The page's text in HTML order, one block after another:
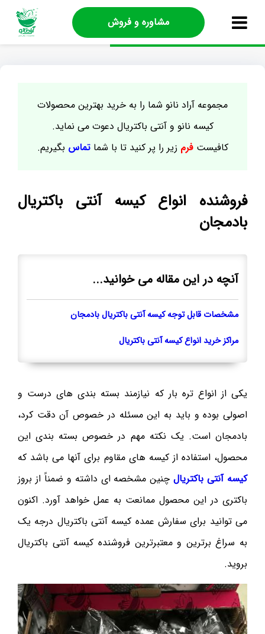
مشاوره و فروش
مجموعه آراد نانو شما را به خرید بهترین محصولات
کیسه نانو و آنتی باکتریال دعوت می نماید.
کافیستفرم زیر را پر کنید تا با شماتماس بگیریم.
فروشنده انواع کیسه آنتی باکتریال
بادمجان
آنچه در این مقاله می خوانید...
مشخصات قابل توجه کیسه آنتی باکتریال بادمجان
مراکز خرید انواع کیسه آنتی باکتریال
یکی از انواع تره بار که نیازمند بسته بندی های درست و
اصولی بوده و باید به این مسئله در خصوص آن دقت کرد،
بادمجان است. یک نکته مهم در خصوص بسته بندی این
محصول، استفاده از کیسه های مقاوم برای آنها می باشد که
کیسه آنتی باکتریالچنین مشخصه ای داشته و ضمناً از بروز
باکتری در این محصول ممانعت به عمل خواهد آورد. اکنون
می توانید برای سفارش عمده کیسه آنتی باکتریال درجه یک
به سراغ برترین و معتبرترین فروشنده کیسه آنتی باکتریال
بروید.